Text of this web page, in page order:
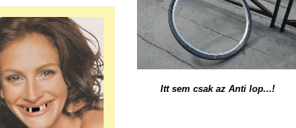
Itt sem csak az Anti lop...!